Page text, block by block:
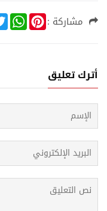
مشاركة : T
w
W
h
p
P
i
s
أترك تعليق